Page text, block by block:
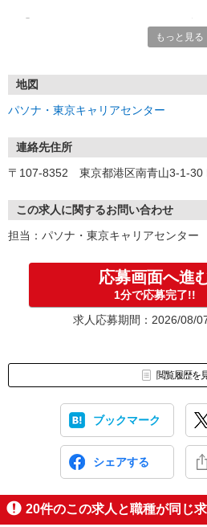
※メールが届かない場合、迷惑メール
▼イーアイデムから応募
のご連絡
▼お仕事紹介
▼お仕事開始
もっと見る
地図
パソナ・東京キャリアセンター
連絡先住所
〒107-8352 東京都港区南青山3-1-30
この求人に関するお問い合わせ
担当：パソナ・東京キャリアセンター
応募画面へ進
1分で応募完了!!
求人応募期間：2026/08/
閲覧履歴を
ブックマーク
シェアする
20件のこの求人と職種が同じ